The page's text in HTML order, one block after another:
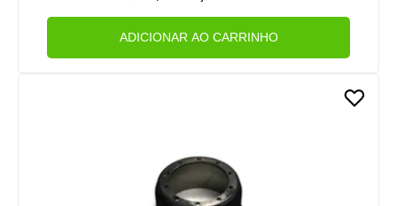
ADICIONAR AO CARRINHO